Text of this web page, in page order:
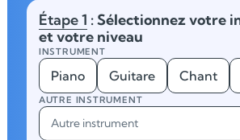
Étape 1 : Sélectionnez votre
et votre niveau
INSTRUMENT
Piano Guitare Chant
AUTRE INSTRUMENT
Autre instrument